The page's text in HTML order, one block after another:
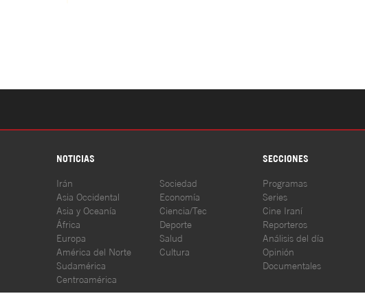
NOTICIAS SECCIONES
Irán
Asia Occidental
Asia y Oceanía
África
Europa
América del Norte
Sudamérica
Centroamérica
Sociedad
Economía
Ciencia/Tec
Deporte
Salud
Cultura
Programas
Series
Cine Iraní
Reporteros
Análisis del día
Opinión
Documentales